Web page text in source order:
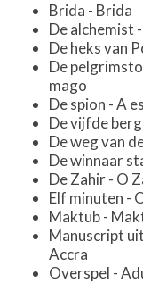
Brida - Brida
De alchemist
De heks van
De
mago
De spion - A
De vijfde
De weg van
De winnaar
De Zahir - O
Elf minuten -
Maktub -
Manuscript
Accra
Overspel -